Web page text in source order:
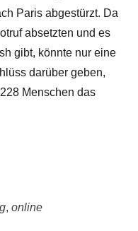
Paris abgestürzt. Da
absetzten und es
gibt, könnte nur eine
darüber geben,
Menschen das
, online